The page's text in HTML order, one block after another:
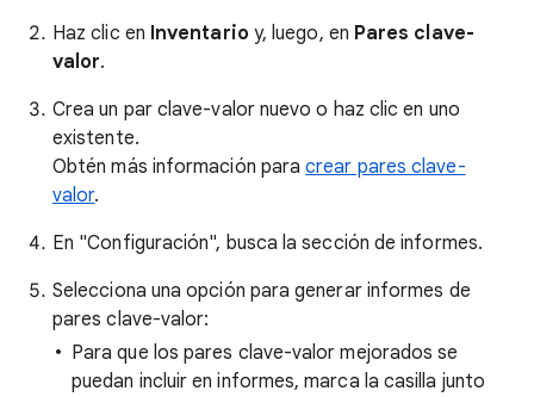
Haz clic en Inventario y, luego, en Pares clave-
valor.
Crea un par clave-valor nuevo o haz clic en uno
existente.
Obtén más información paracrear pares clave-
valor.
En "Configuración", busca la sección de informes.
Selecciona una opción para generar informes de
pares clave-valor:
Para que los pares clave-valor mejorados se
puedan incluir en informes, marca la casilla junto